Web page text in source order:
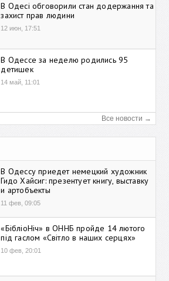
В Одесі обговорили стан додержання та
захист прав людини
12 июн, 17:51
В Одессе за неделю родились 95
детишек
14 май, 11:01
Все новости →
В Одессу приедет немецкий художник
Гидо Хайсиг: презентует книгу, выставку
и артобъекты
11 фев, 09:05
«БібліоНіч» в ОННБ пройде 14 лютого
під гаслом «Світло в наших серцях»
10 фев, 20:01